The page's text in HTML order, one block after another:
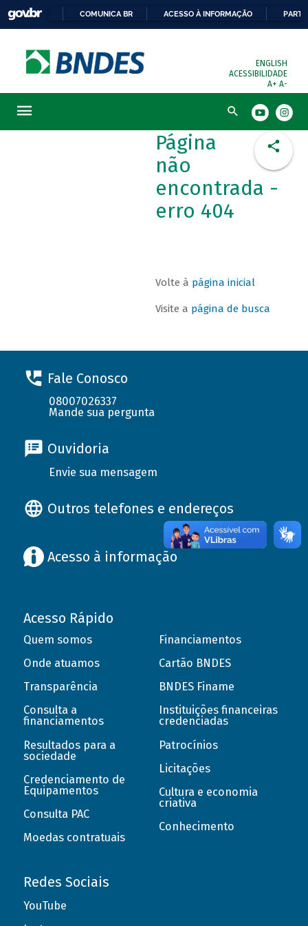
COMUNICA BR ACESSO À INFORMAÇÃO
ENGLISH
ACESSIBILIDADE
A+ A-
Busca
Página
não
encontrada -
erro 404
Volte à página inicial
Visite a página de busca
Fale Conosco
08007026337
Mande sua pergunta
Ouvidoria
Envie sua mensagem
Outros telefones e endereços
Acesso à informação
Acesso Rápido
Quem somos
Onde atuamos
Transparência
Consulta a
financiamentos
Resultados para a
sociedade
Credenciamento de
Equipamentos
Consulta PAC
Moedas contratuais
Financiamentos
Cartão BNDES
BNDES Finame
Instituições financeiras
credenciadas
Patrocínios
Licitações
Cultura e economia
criativa
Conhecimento
Redes Sociais
YouTube